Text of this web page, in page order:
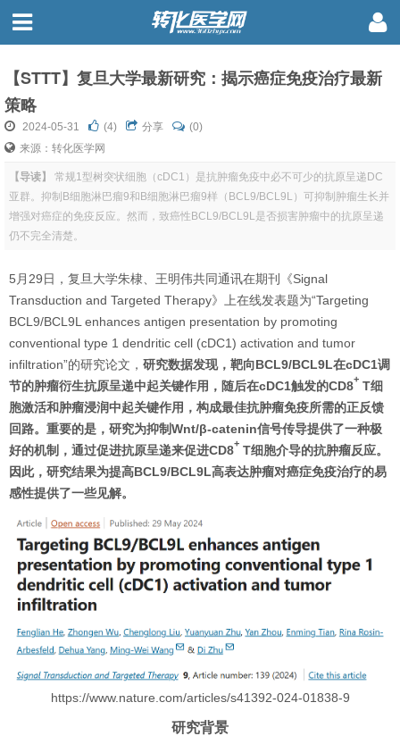
【STTT】复旦大学最新研究：揭示癌症免疫治疗最新
策略
2024-05-31 (4) 分享
(0)
来源：转化医学网
【导读】
常规1型树突状细胞（cDC1）是抗肿瘤免疫中必不可少的抗原呈递DC
亚群。抑制B细胞淋巴瘤9和B细胞淋巴瘤9样（BCL9/BCL9L）可抑制肿瘤生长并
增强对癌症的免疫反应。然而，致癌性BCL9/BCL9L是否损害肿瘤中的抗原呈递
仍不完全清楚。
5月29日，复旦大学朱棣、王明伟共同通讯在期刊《Signal
Transduction and Targeted Therapy》上在线发表题为“Targeting
BCL9/BCL9L enhances antigen presentation by promoting
conventional type 1 dendritic cell (cDC1) activation and tumor
infiltration”的研究论文， 研究数据发现，靶向BCL9/BCL9L在cDC1调
节的肿瘤衍生抗原呈递中起关键作用，随后在cDC1触发的CD8
+
T细
胞激活和肿瘤浸润中起关键作用，构成最佳抗肿瘤免疫所需的正反馈
回路。重要的是，研究为抑制Wnt/β-catenin信号传导提供了一种极
好的机制，通过促进抗原呈递来促进CD8
+
T细胞介导的抗肿瘤反应。
因此，研究结果为提高BCL9/BCL9L高表达肿瘤对癌症免疫治疗的易
感性提供了一些见解。
https://www.nature.com/articles/s41392-024-01838-9
研究背景